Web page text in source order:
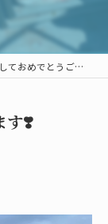
おめでとうございます❣️
す❣️